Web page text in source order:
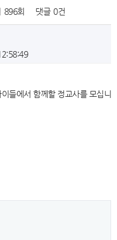
896회 댓글 0건
들에서 함께할 정교사를 모십니